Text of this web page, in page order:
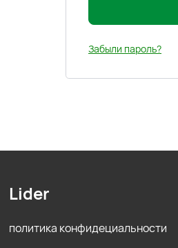
Забыли пароль?
Lider
политика конфидециальности